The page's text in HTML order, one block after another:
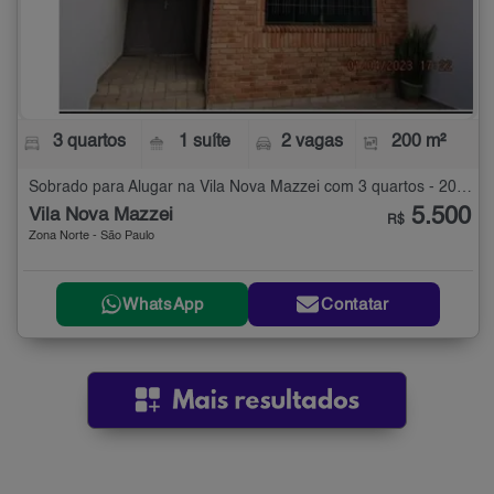
3 quartos 1 suíte 2 vagas 200 m²
Sobrado para Alugar na Vila Nova Mazzei com 3 quartos - 200 m²
Vila Nova Mazzei
Zona Norte - São Paulo
R$ 5.500
WhatsApp Contatar